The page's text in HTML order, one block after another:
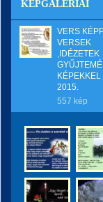
KÉPGALÉRIÁI
VERS
VERSEK
,IDÉZETEK
KÉPEKKEL
2015.
557 kép